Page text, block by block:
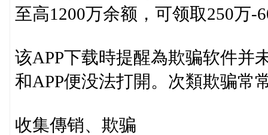
至高1200万余额，可领取250万-
该APP下载時提醒為欺骗软件并
和APP便没法打開。次類欺骗常
收集傳销、欺骗